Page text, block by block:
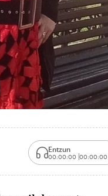
Entzun
00:00:00 00:00:00